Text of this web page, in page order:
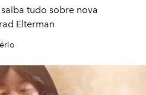
tudo sobre nova
Elterman